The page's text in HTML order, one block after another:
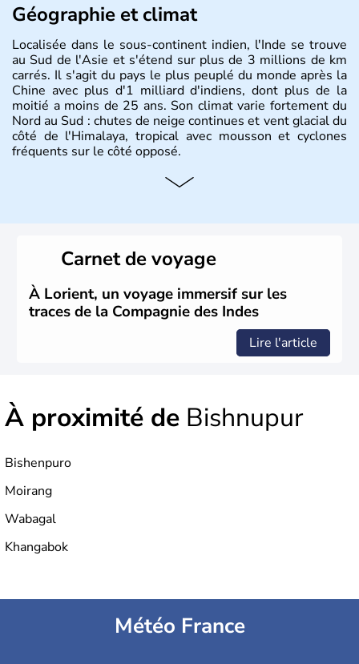
Géographie et climat
Localisée dans le sous-continent indien, l'Inde se trouve
au Sud de l'Asie et s'étend sur plus de 3 millions de km
carrés. Il s'agit du pays le plus peuplé du monde après la
Chine avec plus d'1 milliard d'indiens, dont plus de la
moitié a moins de 25 ans. Son climat varie fortement du
Nord au Sud : chutes de neige continues et vent glacial du
côté de l'Himalaya, tropical avec mousson et cyclones
fréquents sur le côté opposé.
Histoire et administration
siècle, l'Inde reste sous la domination de l'empire
britannique jusqu'à l'obtention de son indépendance en
1947. Le Taj Mahal, mausolée construit par un empereur
en l'honneur de son épouse, a été édifié dans les années
1640 et est aujourd'hui considéré comme l'une des 7
Carnet de voyage
À Lorient, un voyage immersif sur les
traces de la Compagnie des Indes
Lire l'article
À proximité de Bishnupur
Bishenpuro
Moirang
Wabagal
Khangabok
Météo France